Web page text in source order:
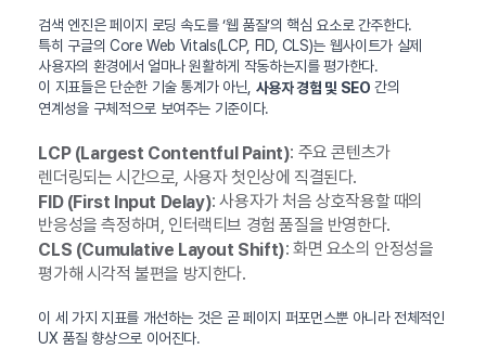
검색 엔진은 페이지 로딩 속도를 ‘웹 품질’의 핵심 요소로 간주한다.
특히 구글의 Core Web Vitals(LCP, FID, CLS)는 웹사이트가 실제
사용자의 환경에서 얼마나 원활하게 작동하는지를 평가한다.
이 지표들은 단순한 기술 통계가 아닌, 사용자 경험 및 SEO 간의
연계성을 구체적으로 보여주는 기준이다.
LCP (Largest Contentful Paint): 주요 콘텐츠가
렌더링되는 시간으로, 사용자 첫인상에 직결된다.
FID (First Input Delay): 사용자가 처음 상호작용할 때의
반응성을 측정하며, 인터랙티브 경험 품질을 반영한다.
CLS (Cumulative Layout Shift): 화면 요소의 안정성을
평가해 시각적 불편을 방지한다.
이 세 가지 지표를 개선하는 것은 곧 페이지 퍼포먼스뿐 아니라 전체적인
UX 품질 향상으로 이어진다.